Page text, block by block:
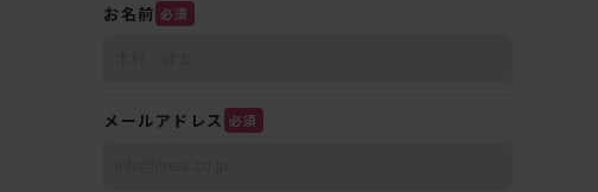
お名前 必須
メールアドレス 必須